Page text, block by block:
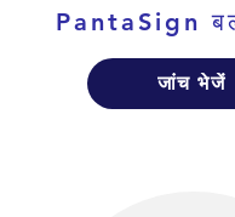
PantaSign
जांच भेजें